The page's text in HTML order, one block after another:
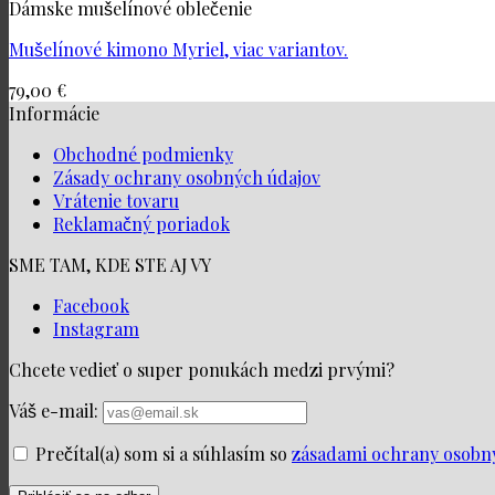
Dámske mušelínové oblečenie
Mušelínové kimono Myriel, viac variantov.
79,00 €
Informácie
Obchodné podmienky
Zásady ochrany osobných údajov
Vrátenie tovaru
Reklamačný poriadok
SME TAM, KDE STE AJ VY
Facebook
Instagram
Chcete vedieť o super ponukách medzi prvými?
Váš e-mail:
Prečítal(a) som si a súhlasím so zásadami ochrany